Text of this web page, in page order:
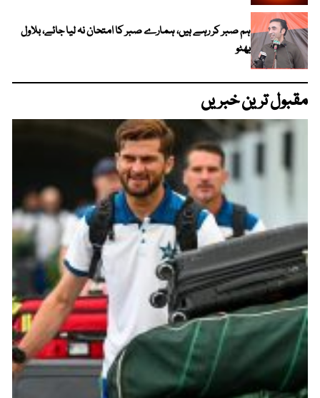
ہم صبر کر رہے ہیں، ہمارے صبر کا امتحان نہ لیا جائے، بلاول
بھٹو
مقبول ترین خبریں